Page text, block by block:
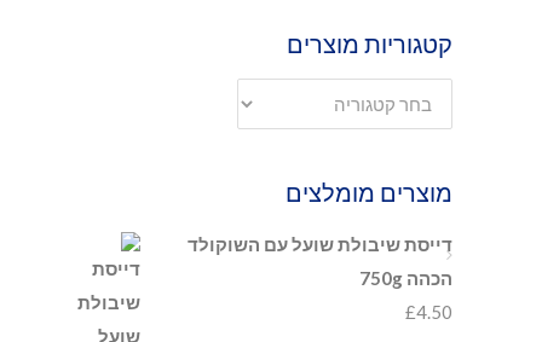
קטגוריות מוצרים
מוצרים מומלצים
דייסת שיבולת שועל עם השוקולד
הכהה 750g
£4.50